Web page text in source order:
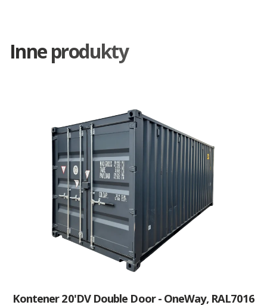
Inne produkty
Kontener 20'DV Double Door - OneWay, RAL7016